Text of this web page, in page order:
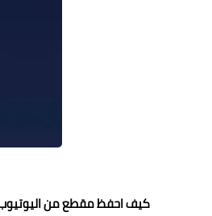
كيف احفظ مقطع من